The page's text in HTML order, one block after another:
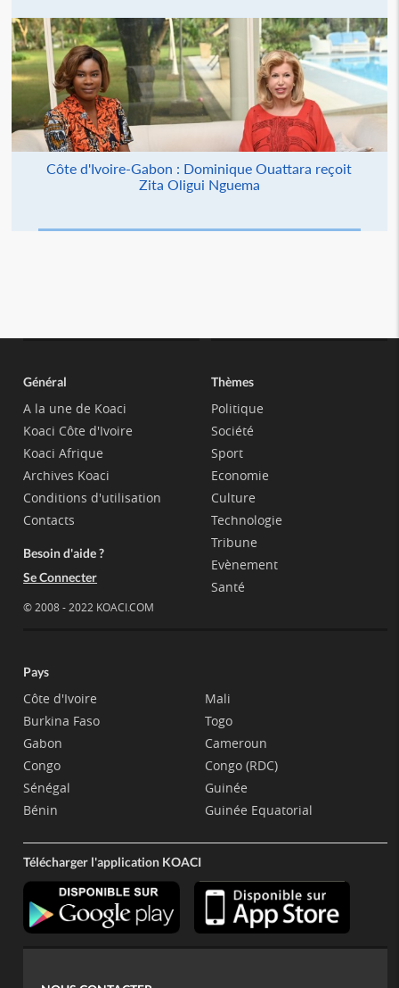
Côte d'Ivoire-Gabon : Dominique Ouattara reçoit
Zita Oligui Nguema
Général
A la une de Koaci
Koaci Côte d'Ivoire
Koaci Afrique
Archives Koaci
Conditions d'utilisation
Contacts
Besoin d'aide ?
Se Connecter
© 2008 - 2022 KOACI.COM
Thèmes
Politique
Société
Sport
Economie
Culture
Technologie
Tribune
Evènement
Santé
Pays
Côte d'Ivoire
Burkina Faso
Gabon
Congo
Sénégal
Bénin
Mali
Togo
Cameroun
Congo (RDC)
Guinée
Guinée Equatorial
Télécharger l'application KOACI